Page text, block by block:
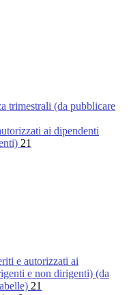
trimestrali (da pubblicare
ai dipendenti
21
e autorizzati ai
e non dirigenti) (da
21